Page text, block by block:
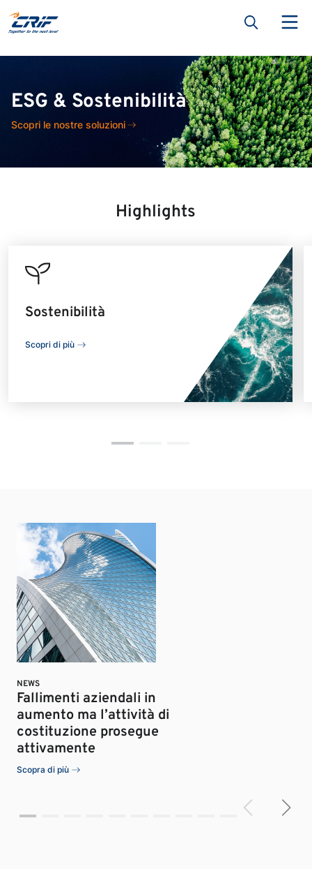
ESG & Sostenibilità
Scopri le nostre soluzioni
Highlights
Sostenibilità
Scopri di più
NEWS
Fallimenti aziendali in
aumento ma l’attività di
costituzione prosegue
attivamente
Scopra di più